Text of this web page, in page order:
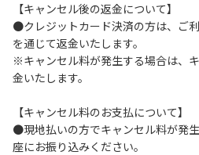
序、善良の風俗に反する恐れのあ
す。
７．自然災害など不可抗力以外の
備品、その他物品を損傷、紛失さ
を弁償していただきます。
一切の責任を負いません。
９．当キャンプサイトの場内灯の
10．当キャンプサイトの入退場ゲ
【キャンセル後の返金について】
●クレジットカード決済の方は、ご
を通じて返金いたします。
※キャンセル料が発生する場合は、
金いたします。
【キャンセル料のお支払について】
●現地払いの方でキャンセル料が発
座にお振り込みください。